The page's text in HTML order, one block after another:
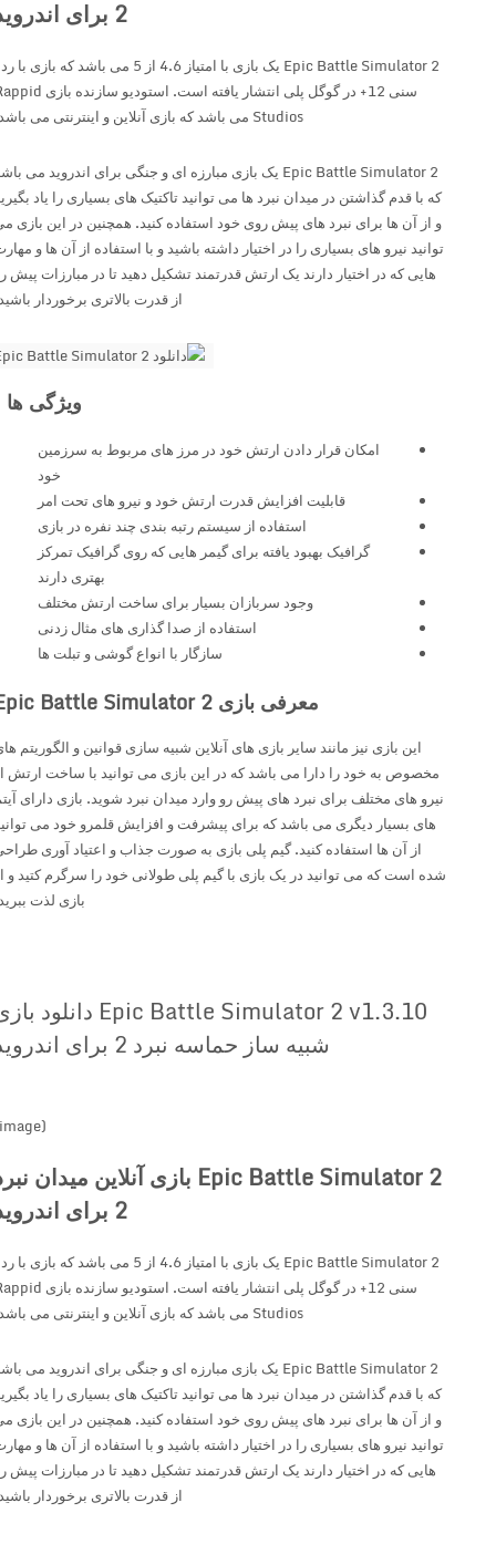
Epic Battle Simulator 2 یک بازی با امتیاز 4.6 از 5 می باشد که بازی با رده
سنی 12+ در گوگل پلی انتشار یافته است. استودیو سازنده بازی Rappid
Studios می باشد که بازی آنلاین و اینترنتی می باشد.
Epic Battle Simulator 2 یک بازی مبارزه ای و جنگی برای اندروید می باشد
که با قدم گذاشتن در میدان نبرد ها می توانید تاکتیک های بسیاری را یاد بگیرید
و از آن ها برای نبرد های پیش روی خود استفاده کنید. همچنین در این بازی می
توانید نیرو های بسیاری را در اختیار داشته باشید و با استفاده از آن ها و مهارت
هایی که در اختیار دارند یک ارتش قدرتمند تشکیل دهید تا در مبارزات پیش رو
از قدرت بالاتری برخوردار باشید.
ویژگی ها :
امکان قرار دادن ارتش خود در مرز های مربوط به سرزمین
قابلیت افزایش قدرت ارتش خود و نیرو های تحت امر
استفاده از سیستم رتبه بندی چند نفره در بازی
گرافیک بهبود یافته برای گیمر هایی که روی گرافیک تمرکز
بهتری دارند
وجود سربازان بسیار برای ساخت ارتش مختلف
استفاده از صدا گذاری های مثال زدنی
سازگار با انواع گوشی و تبلت ها
معرفی بازی Epic Battle Simulator 2
این بازی نیز مانند سایر بازی های آنلاین شبیه سازی قوانین و الگوریتم های
مخصوص به خود را دارا می باشد که در این بازی می توانید با ساخت ارتش از
نیرو های مختلف برای نبرد های پیش رو وارد میدان نبرد شوید. بازی دارای آیتم
های بسیار دیگری می باشد که برای پیشرفت و افزایش قلمرو خود می توانید
از آن ها استفاده کنید. گیم پلی بازی به صورت جذاب و اعتیاد آوری طراحی
شده است که می توانید در یک بازی با گیم پلی طولانی خود را سرگرم کتید و از
بازی لذت ببرید.
Epic Battle Simulator 2 v1.3.10 دانلود بازی
شبیه ساز حماسه نبرد 2 برای اندروید
Epic Battle Simulator 2 بازی آنلاین میدان نبرد
Epic Battle Simulator 2 یک بازی با امتیاز 4.6 از 5 می باشد که بازی با رده
سنی 12+ در گوگل پلی انتشار یافته است. استودیو سازنده بازی Rappid
Studios می باشد که بازی آنلاین و اینترنتی می باشد.
Epic Battle Simulator 2 یک بازی مبارزه ای و جنگی برای اندروید می باشد
که با قدم گذاشتن در میدان نبرد ها می توانید تاکتیک های بسیاری را یاد بگیرید
و از آن ها برای نبرد های پیش روی خود استفاده کنید. همچنین در این بازی می
توانید نیرو های بسیاری را در اختیار داشته باشید و با استفاده از آن ها و مهارت
هایی که در اختیار دارند یک ارتش قدرتمند تشکیل دهید تا در مبارزات پیش رو
از قدرت بالاتری برخوردار باشید.